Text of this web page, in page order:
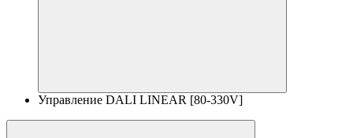
Управление DALI LINEAR [80-330V]